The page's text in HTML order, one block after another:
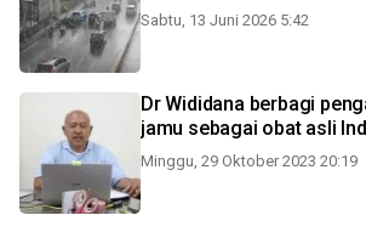
Sabtu, 13 Juni 2026 5:42
Dr Wididana berbagi
jamu sebagai obat asli
Minggu, 29 Oktober 2023 20:19